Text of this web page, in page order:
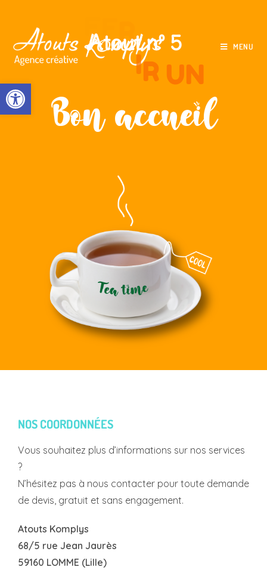
Ouvrir la barre d’outils
MENU
Atout n° 5
R
UN
Bon accueil
NOS COORDONNÉES
Vous souhaitez plus d’informations sur nos services
?
N’hésitez pas à nous contacter pour toute demande
de devis, gratuit et sans engagement.
Atouts Komplys
68/5 rue Jean Jaurès
59160 LOMME (Lille)